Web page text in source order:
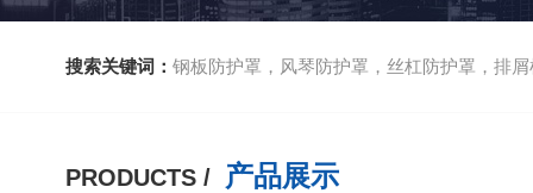
搜索关键词： 钢板防护罩，风琴防护罩，丝杠防护罩，排屑机
PRODUCTS / 产品展示